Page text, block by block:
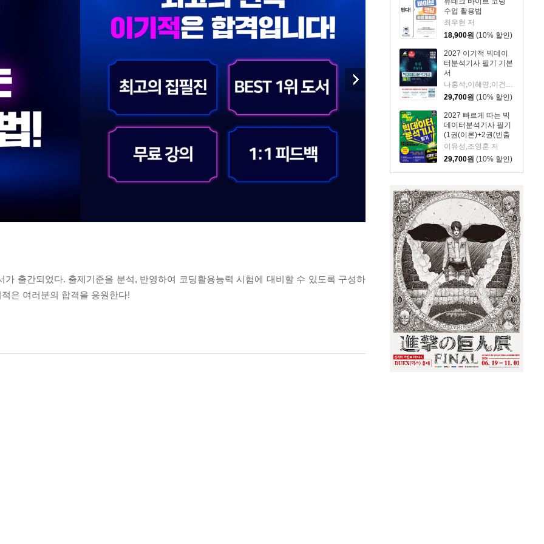
수업 활용법
최우현 저
18,900원 (10% 할인)
2027 이기적 빅데이
터분석기사 필기 기본
서
나홍석,이혜영,이건길,배원성 저
29,700원 (10% 할인)
2027 빠르게 따는 빅
데이터분석기사 필기
(1권(이론)+2권(빈출
족보+기출&모의고사
+XO빈출) 분권, 웹
CBT(PC/모바일) 제
공, 시험 직전 Live 빠
이유성,조영훈 저
29,700원 (10% 할인)
가 출간되었다. 출제기준을 분석, 반영하여 코딩활용능력 시험에 대비할 수 있도록 구성하
은 여러분의 합격을 응원한다!